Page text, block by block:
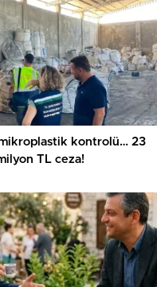
kontrolü… 23
TL ceza!